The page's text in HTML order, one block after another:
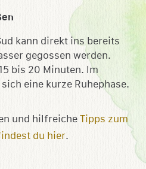
kann direkt ins bereits
gegossen werden.
bis 20 Minuten. Im
eine kurze Ruhephase.
und hilfreiche Tipps zum
du hier.